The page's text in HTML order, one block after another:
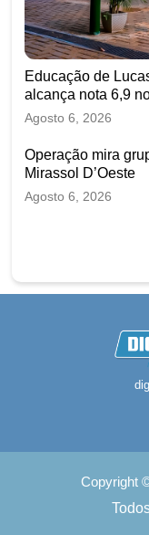
Educação de
alcança nota 6,9
Agosto 6, 2026
Operação mira
Mirassol D’Oeste
Agosto 6, 2026
Copyright